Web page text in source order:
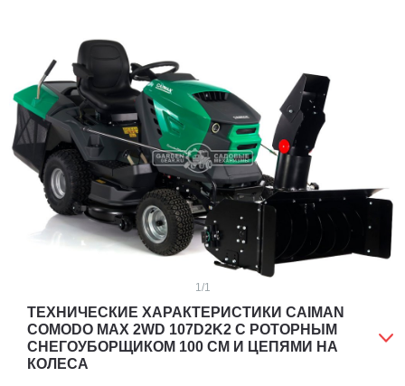
1/1
ТЕХНИЧЕСКИЕ ХАРАКТЕРИСТИКИ CAIMAN
COMODO MAX 2WD 107D2K2 С РОТОРНЫМ
СНЕГОУБОРЩИКОМ 100 СМ И ЦЕПЯМИ НА
КОЛЕСА